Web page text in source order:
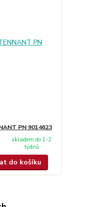
PN 9014623
skladem do 1-2
týdnů
do košíku